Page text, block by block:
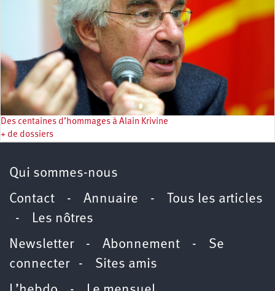
Des centaines d’hommages à Alain Krivine
+ de dossiers
Qui sommes-nous
Contact - Annuaire -
Tous les articles
- Les nôtres
Newsletter- Abonnement - Se
connecter- Sites amis